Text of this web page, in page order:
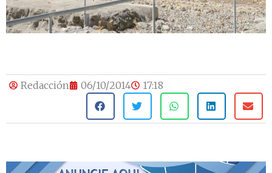
Redacción 06/10/2014 17:18